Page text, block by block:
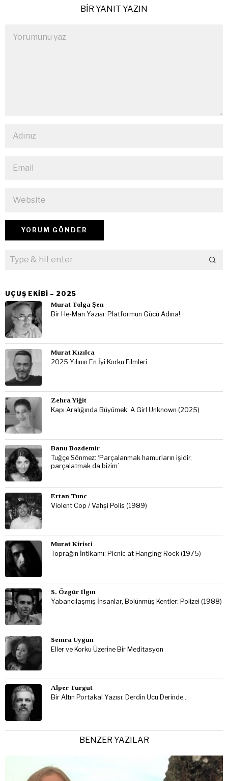
BIR YANIT YAZIN
UÇUŞ EKIBI – 2025
Murat Tolga Şen
Bir He-Man Yazısı: Platformun Gücü Adına!
Murat Kızılca
2025 Yılının En İyi Korku Filmleri
Zehra Yiğit
Kapı Aralığında Büyümek: A Girl Unknown (2025)
Banu Bozdemir
Tuğçe Sönmez: ‘Parçalanmak hamurların işidir,
parçalatmak da bizim’
Ertan Tunc
Violent Cop / Vahşi Polis (1989)
Murat Kirisci
Toprağın İntikamı: Picnic at Hanging Rock (1975)
S. Özgür Ilgın
Yabancılaşmış İnsanlar, Bölünmüş Kentler: Polizei (1988)
Semra Uygun
Eller ve Korku Üzerine Bir Meditasyon
Alper Turgut
Bir Altın Portakal Yazısı: Derdin Ucu Derinde…
BENZER YAZILAR